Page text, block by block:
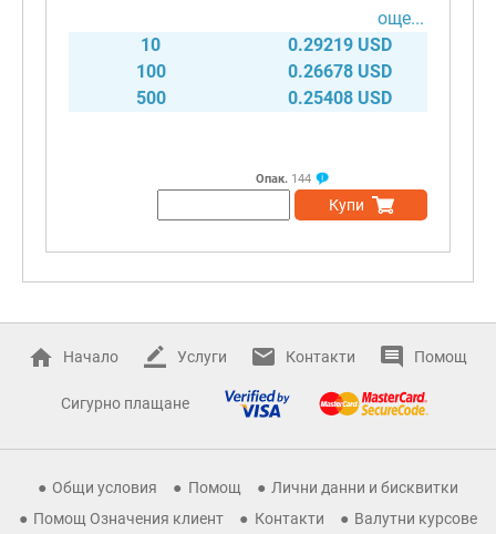
още...
10
0.29219 USD
100
0.26678 USD
500
0.25408 USD
Опак. 144
Купи
Начало Услуги Контакти Помощ
Сигурно плащане
Общи условия Помощ
Лични данни и бисквитки
Помощ Означения клиент
Контакти
Валутни курсове